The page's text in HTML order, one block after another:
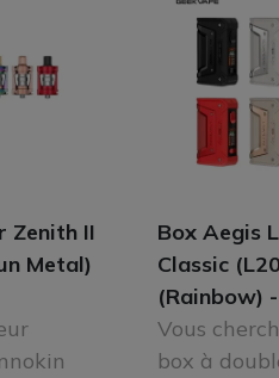
Zenith II
Metal)
Box Aegis
Classic
(Rainbow)
Vous
box à